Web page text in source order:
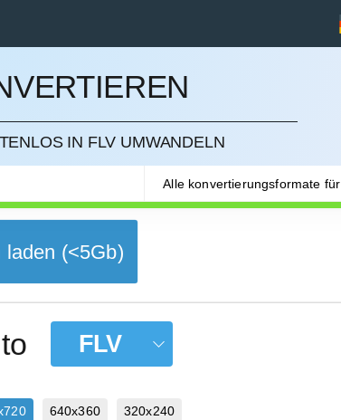
IN FLV UMWANDELN
Alle konvertierungsformate für
laden (<5Gb)
to FLV
640x360 320x240